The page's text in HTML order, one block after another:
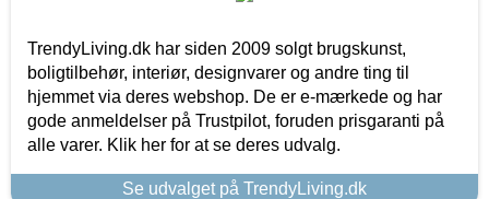
TrendyLiving.dk har siden 2009 solgt brugskunst,
boligtilbehør, interiør, designvarer og andre ting til
hjemmet via deres webshop. De er e-mærkede og har
gode anmeldelser på Trustpilot, foruden prisgaranti på
alle varer. Klik her for at se deres udvalg.
Se udvalget på TrendyLiving.dk